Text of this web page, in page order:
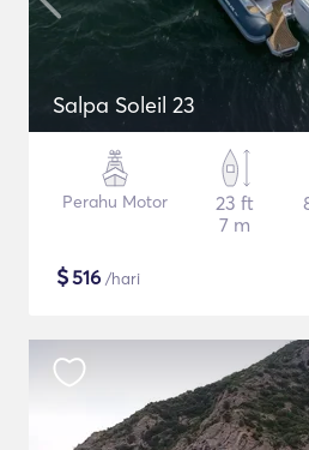
Salpa Soleil 23
Perahu Motor
23 ft
7 m
$516 /hari